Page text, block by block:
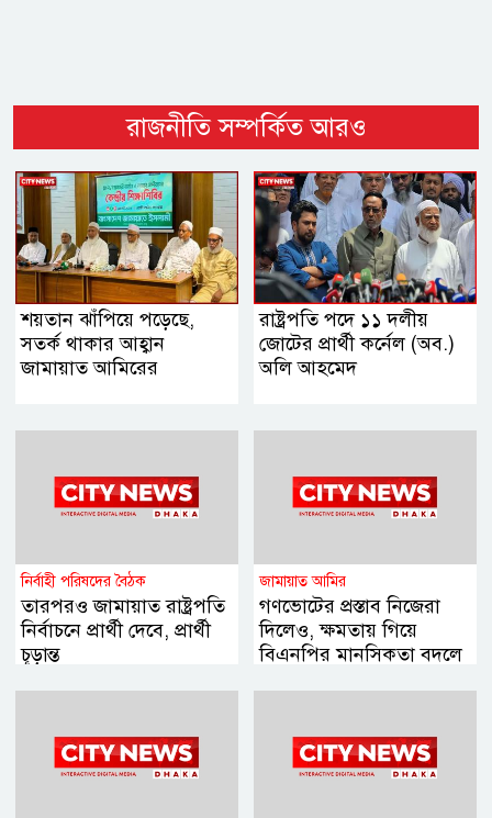
রাজনীতি সম্পর্কিত আরও
শয়তান ঝাঁপিয়ে পড়েছে,
সতর্ক থাকার আহ্বান
জামায়াত আমিরের
রাষ্ট্রপতি পদে ১১ দলীয়
জোটের প্রার্থী কর্নেল (অব.)
অলি আহমেদ
নির্বাহী পরিষদের বৈঠক
তারপরও জামায়াত রাষ্ট্রপতি
নির্বাচনে প্রার্থী দেবে, প্রার্থী
চূড়ান্ত
জামায়াত আমির
গণভোটের প্রস্তাব নিজেরা
দিলেও, ক্ষমতায় গিয়ে
বিএনপির মানসিকতা বদলে